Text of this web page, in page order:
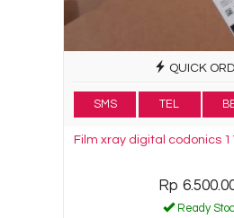
QUICK
SMS TEL
Film xray digital codonics
Rp
Ready